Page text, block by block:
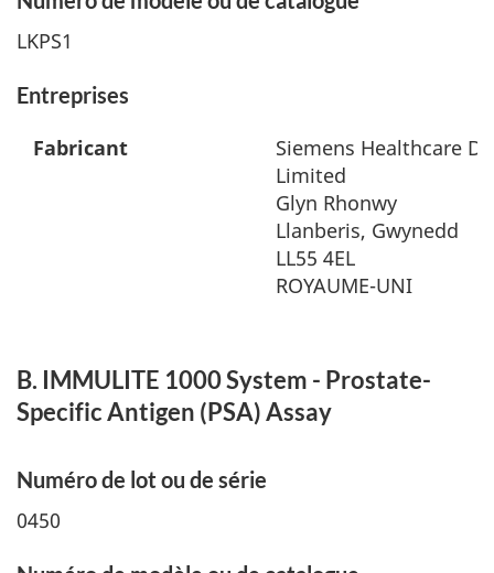
LKPS1
Entreprises
Fabricant
Siemens Healthcare
Limited
Glyn Rhonwy
Llanberis, Gwynedd
LL55 4EL
ROYAUME-UNI
B. IMMULITE 1000 System - Prostate-
Specific Antigen (PSA) Assay
Numéro de lot ou de série
0450